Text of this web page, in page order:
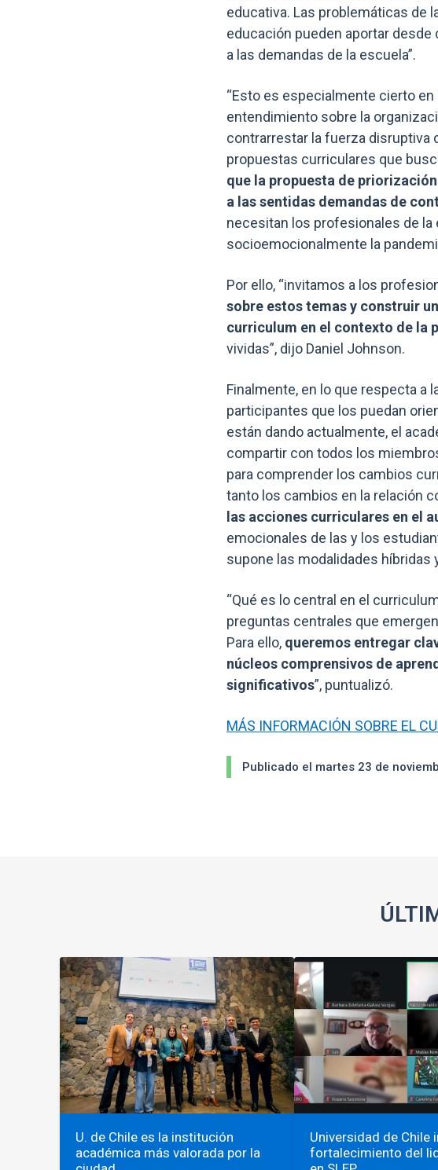
educativa. Las problemáticas de
educación pueden aportar
a las demandas de la escuela”.
“Esto es especialmente cierto
entendimiento sobre la
contrarrestar la fuerza disruptiva
propuestas curriculares que
que la propuesta de
a las sentidas demandas de
necesitan los profesionales de
socioemocionalmente la
Por ello, “invitamos a los
sobre estos temas y construir
curriculum en el contexto de la
vividas”, dijo Daniel Johnson.
Finalmente, en lo que respecta a
participantes que los puedan
están dando actualmente, el
compartir con todos los
para comprender los cambios
tanto los cambios en la relación
las acciones curriculares en el
emocionales de las y los
supone las modalidades híbridas
“Qué es lo central en el
preguntas centrales que
Para ello, queremos entregar
núcleos comprensivos de
significativos”, puntualizó.
MÁS INFORMACIÓN SOBRE EL
Publicado el martes 23 de
U. de Chile es la institución
académica más valorada por la
Universidad de Chile
fortalecimiento del